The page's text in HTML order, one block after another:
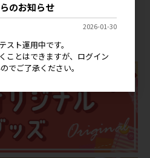
ジナルグッズ
のお知らせ
2026-01-30
スト運用中です。
ことはできますが、ログイン
でご了承ください。